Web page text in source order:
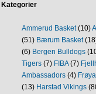
Kategorier
Ammerud Basket(10)
(51) Bærum Basket
(6) Bergen Bulldogs
Tigers(7) FIBA(7)
Ambassadors(4)
(13) Harstad Vikings